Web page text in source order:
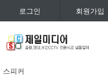
로그인 회원가입
스피커